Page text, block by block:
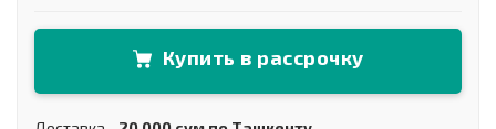
Купить в рассрочку